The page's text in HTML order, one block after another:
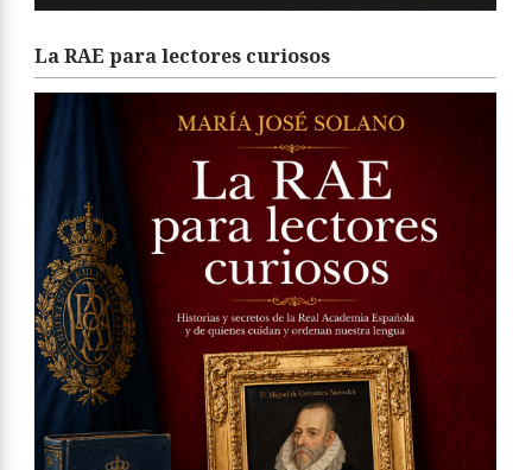
La RAE para lectores curiosos